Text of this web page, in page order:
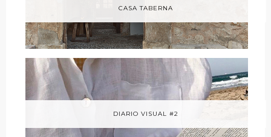
CASA TABERNA
DIARIO VISUAL #2